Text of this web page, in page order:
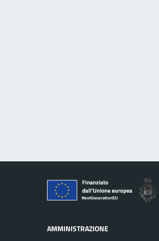
AMMINISTRAZIONE